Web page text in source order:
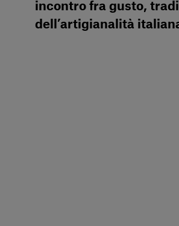
incontro fra gusto,
dell’artigianalità